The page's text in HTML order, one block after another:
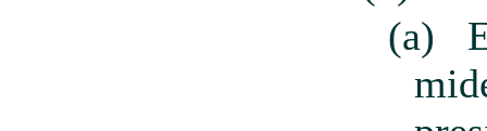
(a)